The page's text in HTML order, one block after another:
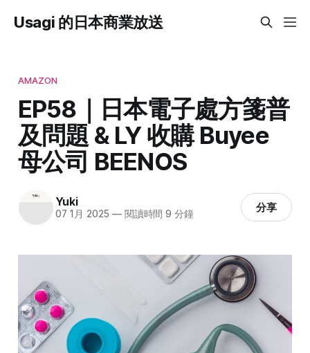
Usagi 的日本商業放送
AMAZON
EP58｜日本電子處方箋普
及問題 & LY 收購 Buyee
母公司 BEENOS
Yuki
07 1月 2025 —閱讀時間 9 分鐘 分享